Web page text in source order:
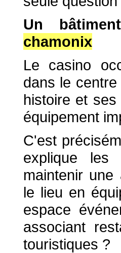
Un
chamonix
Le casino
dans le
histoire et
équipement
C'est
explique les
maintenir
le lieu en
espace
associant
touristiques ?